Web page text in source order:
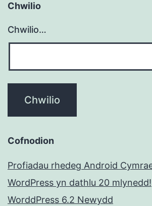
Chwilio
Chwilio…
Cofnodion
Profiadau rhedeg Android
WordPress yn dathlu 20 mlynedd!
WorddPress 6.2 Newydd